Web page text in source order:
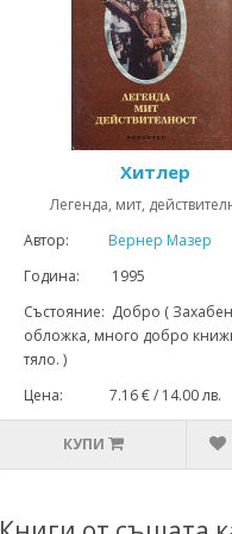
Хитлер
Легенда, мит,
Автор:
Вернер Мазер
Година: 1995
Състояние: Добро (
обложка, много добро
тяло. )
Цена: 7.16 € / 14.00 лв.
КУПИ